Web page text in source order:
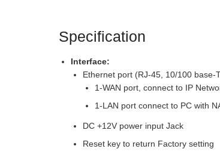
Specification
Interface:
Ethernet port (RJ-45, 10/100 base-
1-WAN port, connect to IP
1-LAN port connect to PC with
DC +12V power input Jack
Reset key to return Factory setting